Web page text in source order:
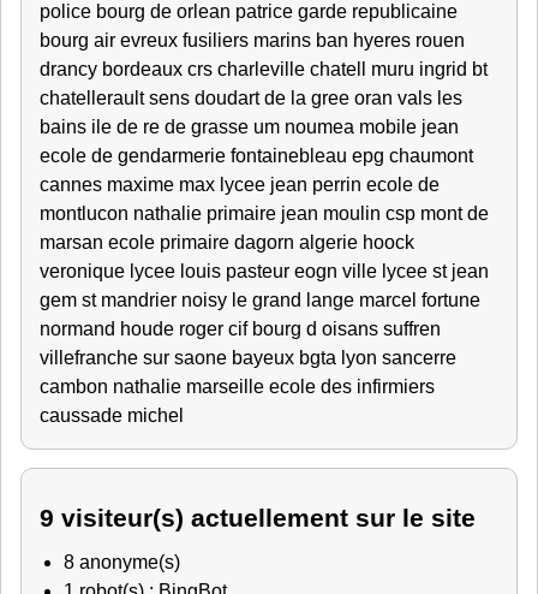
police bourg de orlean patrice garde republicaine
bourg air evreux fusiliers marins ban hyeres rouen
drancy bordeaux crs charleville chatell muru ingrid bt
chatellerault sens doudart de la gree oran vals les
bains ile de re de grasse um noumea mobile jean
ecole de gendarmerie fontainebleau epg chaumont
cannes maxime max lycee jean perrin ecole de
montlucon nathalie primaire jean moulin csp mont de
marsan ecole primaire dagorn algerie hoock
veronique lycee louis pasteur eogn ville lycee st jean
gem st mandrier noisy le grand lange marcel fortune
normand houde roger cif bourg d oisans suffren
villefranche sur saone bayeux bgta lyon sancerre
cambon nathalie marseille ecole des infirmiers
caussade michel
9 visiteur(s) actuellement sur le site
8 anonyme(s)